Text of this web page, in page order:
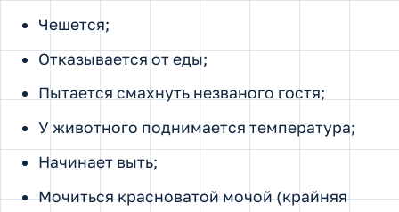
Чешется;
Отказывается от еды;
Пытается смахнуть незваного гостя;
У животного поднимается температура;
Начинает выть;
Мочиться красноватой мочой (крайняя